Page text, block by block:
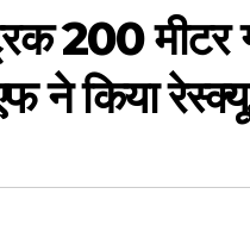
200 मीटर
ने किया